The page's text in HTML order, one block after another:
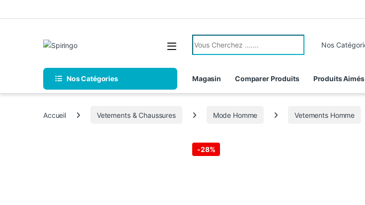
Search for:
Nos Catégories Magasin Comparer Produits Produits Aimés
Accueil Vetements & Chaussures Mode Homme Vetements Homme
-28%